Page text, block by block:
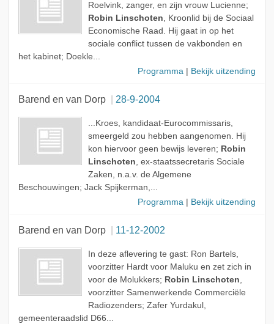
Roelvink, zanger, en zijn vrouw Lucienne;
Robin Linschoten, Kroonlid bij de Sociaal
Economische Raad. Hij gaat in op het
sociale conflict tussen de vakbonden en
het kabinet; Doekle...
Programma
Bekijk uitzending
Barend en van Dorp 28-9-2004
...Kroes, kandidaat-Eurocommissaris,
smeergeld zou hebben aangenomen. Hij
kon hiervoor geen bewijs leveren; Robin
Linschoten, ex-staatssecretaris Sociale
Zaken, n.a.v. de Algemene
Beschouwingen; Jack Spijkerman,...
Programma
Bekijk uitzending
Barend en van Dorp 11-12-2002
In deze aflevering te gast: Ron Bartels,
voorzitter Hardt voor Maluku en zet zich in
voor de Molukkers; Robin Linschoten,
voorzitter Samenwerkende Commerciële
Radiozenders; Zafer Yurdakul,
gemeenteraadslid D66...